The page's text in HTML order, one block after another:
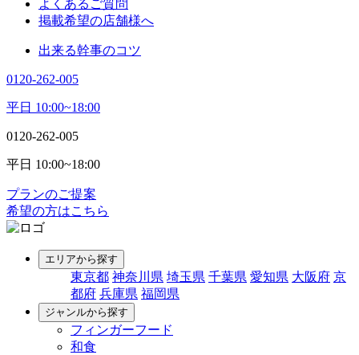
よくあるご質問
掲載希望の店舗様へ
出来る幹事のコツ
0120-262-005
平日 10:00~18:00
0120-262-005
平日 10:00~18:00
プランのご提案
希望の方はこちら
エリアから探す
東京都 神奈川県 埼玉県 千葉県 愛知県 大阪府 京
都府 兵庫県 福岡県
ジャンルから探す
フィンガーフード
和食